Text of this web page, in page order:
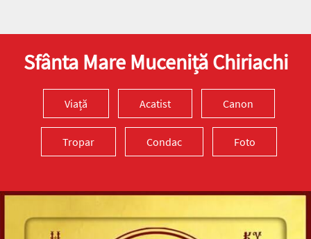
Preia articolele Doxologia în site-ul tău!
Sfânta Mare Muceniță Chiriachi
Viață Acatist Canon
Tropar Condac Foto